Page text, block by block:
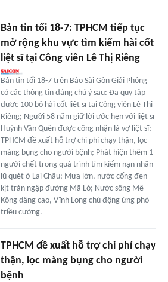
Bản tin tối 18-7: TPHCM tiếp tục
mở rộng khu vực tìm kiếm hài cốt
liệt sĩ tại Công viên Lê Thị Riêng
Bản tin tối 18-7 trên Báo Sài Gòn Giải Phóng
có các thông tin đáng chú ý sau: Đã quy tập
được 100 bộ hài cốt liệt sĩ tại Công viên Lê Thị
Riêng; Người 58 năm giữ lời ước hẹn với liệt sĩ
Huỳnh Văn Quên được công nhận là vợ liệt sĩ;
TPHCM đề xuất hỗ trợ chi phí chạy thận, lọc
màng bụng cho người bệnh; Phát hiện thêm 1
người chết trong quá trình tìm kiếm nạn nhân
lũ quét ở Lai Châu; Mưa lớn, nước cống đen
kịt tràn ngập đường Mã Lò; Nước sông Mê
Kông dâng cao, Vĩnh Long chủ động ứng phó
triều cường.
TPHCM đề xuất hỗ trợ chi phí chạy
thận, lọc màng bụng cho người
bệnh